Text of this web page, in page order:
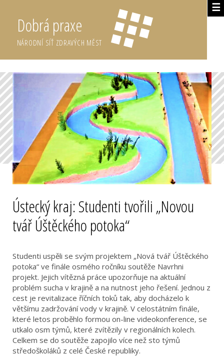
☰
Dobrá praxe
NÁRODNÍ SÍŤ ZDRAVÝCH MĚST
Ústecký kraj: Studenti tvořili „Novou
tvář Úštěckého potoka“
Studenti uspěli se svým projektem „Nová tvář Úštěckého
potoka“ ve finále osmého ročníku soutěže Navrhni
projekt. Jejich vítězná práce upozorňuje na aktuální
problém sucha v krajině a na nutnost jeho řešení. Jednou z
cest je revitalizace říčních toků tak, aby docházelo k
většímu zadržování vody v krajině. V celostátním finále,
které letos proběhlo formou on-line videokonference, se
utkalo osm týmů, které zvítězily v regionálních kolech.
Celkem se do soutěže zapojilo více než sto týmů
středoškoláků z celé České republiky.